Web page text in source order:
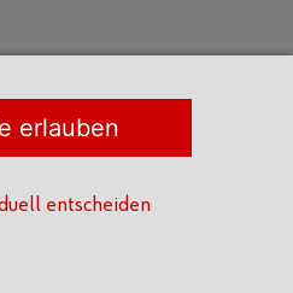
erlauben
entscheiden